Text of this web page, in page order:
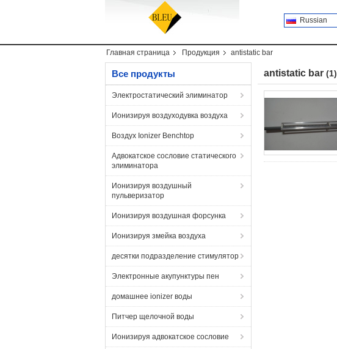
Russian
Главная страница Продукция antistatic bar
Все продукты
Электростатический элиминатор
Ионизируя воздуходувка воздуха
Воздух Ionizer Benchtop
Адвокатское сословие статического
элиминатора
Ионизируя воздушный
пульверизатор
Ионизируя воздушная форсунка
Ионизируя змейка воздуха
десятки подразделение стимулятор
Электронные акупунктуры пен
домашнее ionizer воды
Питчер щелочной воды
Ионизируя адвокатское сословие
antistatic bar (1)